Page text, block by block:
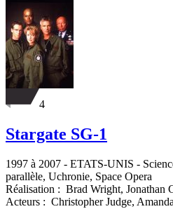
4
Stargate SG-1
1997 à 2007 - ETATS-UNIS -
parallèle, Uchronie, Space Opera
Réalisation : Brad Wright, Jonathan
Acteurs : Christopher Judge,